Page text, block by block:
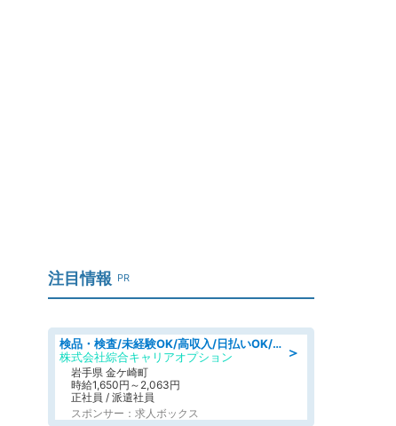
注目情報 PR
＞
検品・検査/未経験OK/高収入/日払いOK/交替制/20・30・40代活躍中
株式会社綜合キャリアオプション
岩手県 金ケ崎町
時給1,650円～2,063円
正社員 / 派遣社員
スポンサー：求人ボックス